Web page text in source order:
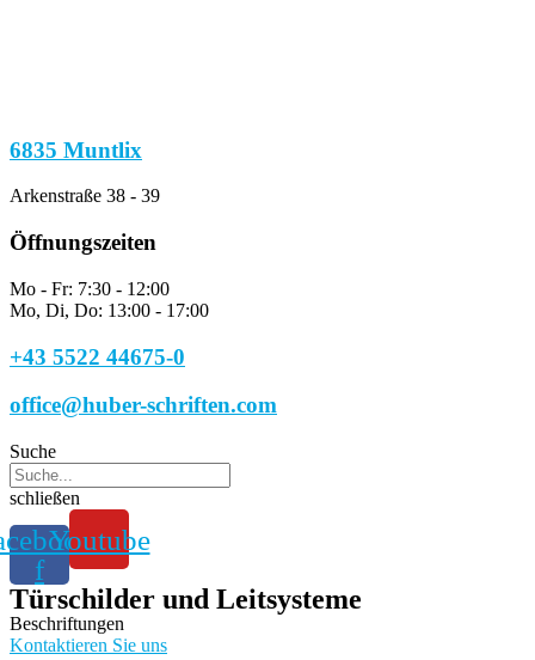
6835 Muntlix
Arkenstraße 38 - 39
Öffnungszeiten
Mo - Fr: 7:30 - 12:00
Mo, Di, Do: 13:00 - 17:00
+43 5522 44675-0
office@huber-schriften.com
Suche
schließen
f
Youtube
Türschilder und Leitsysteme
Beschriftungen
Kontaktieren Sie uns